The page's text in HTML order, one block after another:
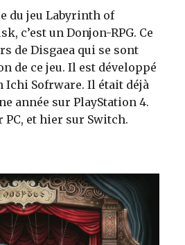
du jeu Labyrinth of
c’est un Donjon-RPG. Ce
de Disgaea qui se sont
de ce jeu. Il est développé
Ichi Sofrware. Il était déjà
année sur PlayStation 4.
et hier sur Switch.